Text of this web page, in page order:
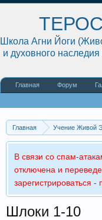
Главная Учение Живой
В связи со спам-
отключена и
зарегистрироваться
Шлоки 1-10
ТЕРОС
Школа Агни Йоги
и духовного
Главная Форум